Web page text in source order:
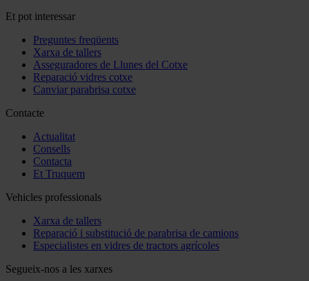
Et pot interessar
Preguntes freqüents
Xarxa de tallers
Asseguradores de Llunes del Cotxe
Reparació vidres cotxe
Canviar parabrisa cotxe
Contacte
Actualitat
Consells
Contacta
Et Truquem
Vehicles professionals
Xarxa de tallers
Reparació i substitució de parabrisa de camions
Especialistes en vidres de tractors agrícoles
Segueix-nos a les xarxes